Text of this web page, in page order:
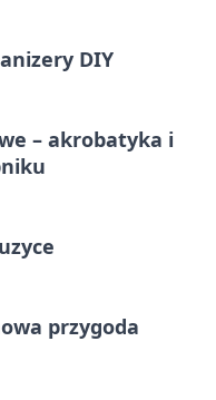
DIY
– akrobatyka i
przygoda